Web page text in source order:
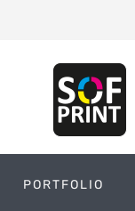
PORTFOLIO